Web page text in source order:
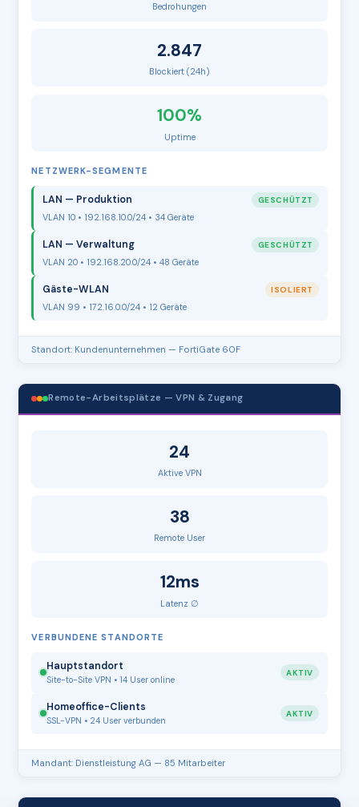
Bedrohungen
2.847
Blockiert (24h)
100%
Uptime
NETZWERK-SEGMENTE
LAN — Produktion GESCHÜTZT
VLAN 10 • 192.168.10.0/24 • 34 Geräte
LAN — Verwaltung GESCHÜTZT
VLAN 20 • 192.168.20.0/24 • 48 Geräte
Gäste-WLAN ISOLIERT
VLAN 99 • 172.16.0.0/24 • 12 Geräte
Standort: Kundenunternehmen — FortiGate 60F
Remote-Arbeitsplätze — VPN & Zugang
24
Aktive VPN
38
Remote User
12ms
Latenz ∅
VERBUNDENE STANDORTE
Hauptstandort
Site-to-Site VPN • 14 User online
AKTIV
Homeoffice-Clients
SSL-VPN • 24 User verbunden
AKTIV
Mandant: Dienstleistung AG — 85 Mitarbeiter